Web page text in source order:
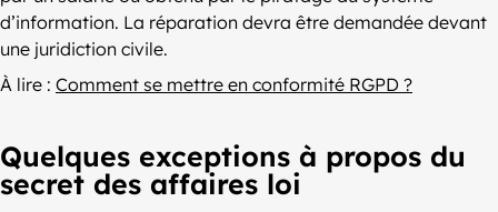
d’information. La réparation devra être demandée devant
une juridiction civile.
À lire : Comment se mettre en conformité RGPD ?
Quelques exceptions à propos du
secret des affaires loi